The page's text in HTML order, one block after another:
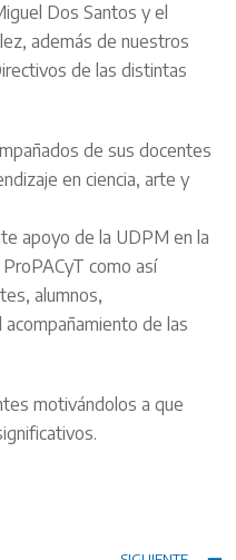
Dos Santos y el
además de nuestros
de las distintas
de sus docentes
en ciencia, arte y
apoyo de la UDPM en la
como así
alumnos,
de las
motivándolos a que